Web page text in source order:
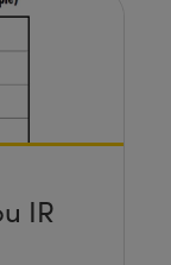
IR